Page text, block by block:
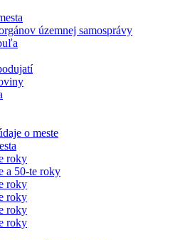
územnej samosprávy
o meste
roky
a 50-te roky
roky
roky
roky
roky